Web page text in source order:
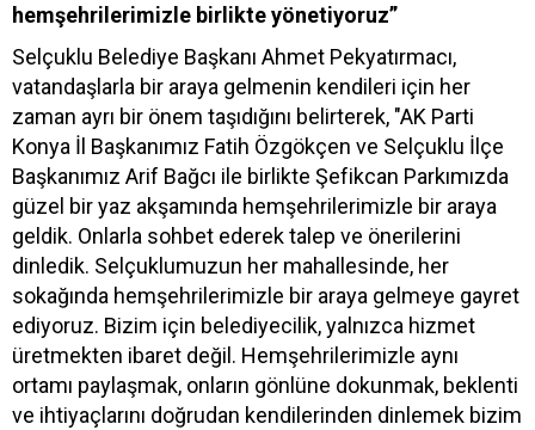
hemşehrilerimizle birlikte yönetiyoruz”
Selçuklu Belediye Başkanı Ahmet Pekyatırmacı,
vatandaşlarla bir araya gelmenin kendileri için her
zaman ayrı bir önem taşıdığını belirterek, "AK Parti
Konya İl Başkanımız Fatih Özgökçen ve Selçuklu İlçe
Başkanımız Arif Bağcı ile birlikte Şefikcan Parkımızda
güzel bir yaz akşamında hemşehrilerimizle bir araya
geldik. Onlarla sohbet ederek talep ve önerilerini
dinledik. Selçuklumuzun her mahallesinde, her
sokağında hemşehrilerimizle bir araya gelmeye gayret
ediyoruz. Bizim için belediyecilik, yalnızca hizmet
üretmekten ibaret değil. Hemşehrilerimizle aynı
ortamı paylaşmak, onların gönlüne dokunmak, beklenti
ve ihtiyaçlarını doğrudan kendilerinden dinlemek bizim